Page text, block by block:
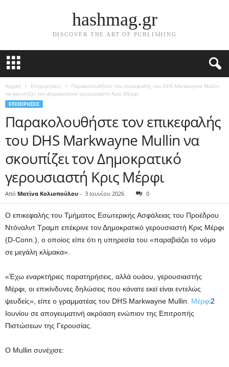
hashmag.gr
DISCOVER THE ART OF PUBLISHING
Αρχική Επιχειρήσεις
Παρακολουθήστε τον επικεφαλής του DHS Markwayne Mullin
να σκουπίζει τον Δημοκρατικό γερουσιαστή Κρις Μέρφι
ΕΠΙΧΕΙΡΉΣΕΙΣ
Παρακολουθήστε τον επικεφαλής
του DHS Markwayne Mullin να
σκουπίζει τον Δημοκρατικό
γερουσιαστή Κρις Μέρφι
Από Ματίνα Κολιοπούλου - 3 Ιουνίου 2026 0
Ο επικεφαλής του Τμήματος Εσωτερικής Ασφάλειας του Προέδρου
Ντόναλντ Τραμπ επέκρινε τον Δημοκρατικό γερουσιαστή Κρις Μέρφι
(D-Conn.), ο οποίος είπε ότι η υπηρεσία του «παραβιάζει το νόμο
σε μεγάλη κλίμακα».
«Έχω εναρκτήριες παρατηρήσεις, αλλά ουάου, γερουσιαστής
Μέρφι, οι επικίνδυνες δηλώσεις που κάνατε εκεί είναι εντελώς
ψευδείς», είπε ο γραμματέας του DHS Markwayne Mullin. Μέρφι2
Ιουνίου σε απογευματινή ακρόαση ενώπιον της Επιτροπής
Πιστώσεων της Γερουσίας.
Ο Mullin συνέχισε: